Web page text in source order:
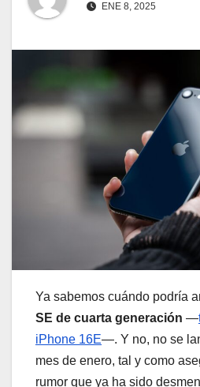
ENE 8, 2025
Ya sabemos cuándo podría
SE de cuarta generación —
iPhone 16E—. Y no, no se
mes de enero, tal y como
rumor que ya ha sido